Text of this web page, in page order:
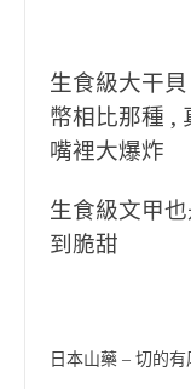
生食級大干
幣相比那種 ,
嘴裡大爆炸
生食級文甲
到脆甜
日本山藥 – 切的